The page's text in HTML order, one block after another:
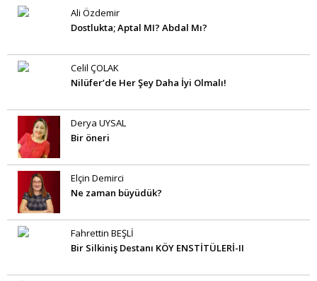
Ali Özdemir
Dostlukta; Aptal MI? Abdal Mı?
Celil ÇOLAK
Nilüfer’de Her Şey Daha İyi Olmalı!
Derya UYSAL
Bir öneri
Elçin Demirci
Ne zaman büyüdük?
Fahrettin BEŞLİ
Bir Silkiniş Destanı KÖY ENSTİTÜLERİ-II